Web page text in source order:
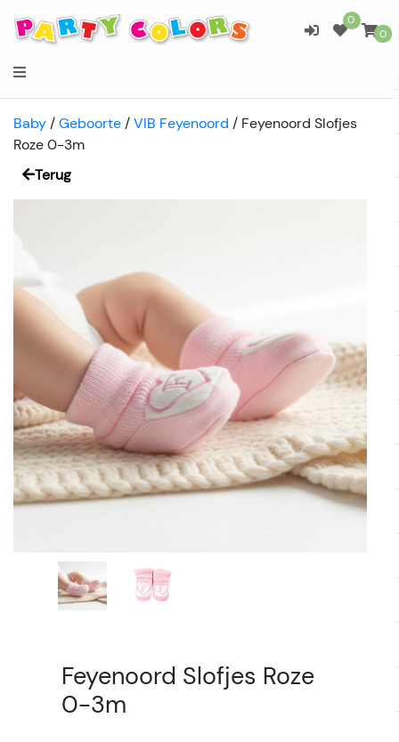
0
0
Baby /Geboorte /VIB Feyenoord / Feyenoord Slofjes
Roze 0-3m
Terug
Feyenoord Slofjes Roze
0-3m